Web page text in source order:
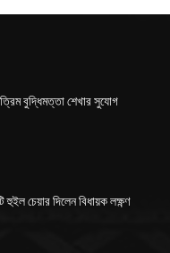
বুদ্ধিমত্তা শেখার সুযোগ
হুইল চেয়ার দিলেন বিধায়ক লক্ষ্ণণ